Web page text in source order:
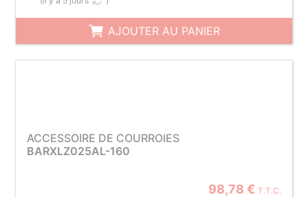
AJOUTER AU PANIER
ACCESSOIRE DE COURROIES
BARXLZ025AL-160
98,78 € T.T.C.